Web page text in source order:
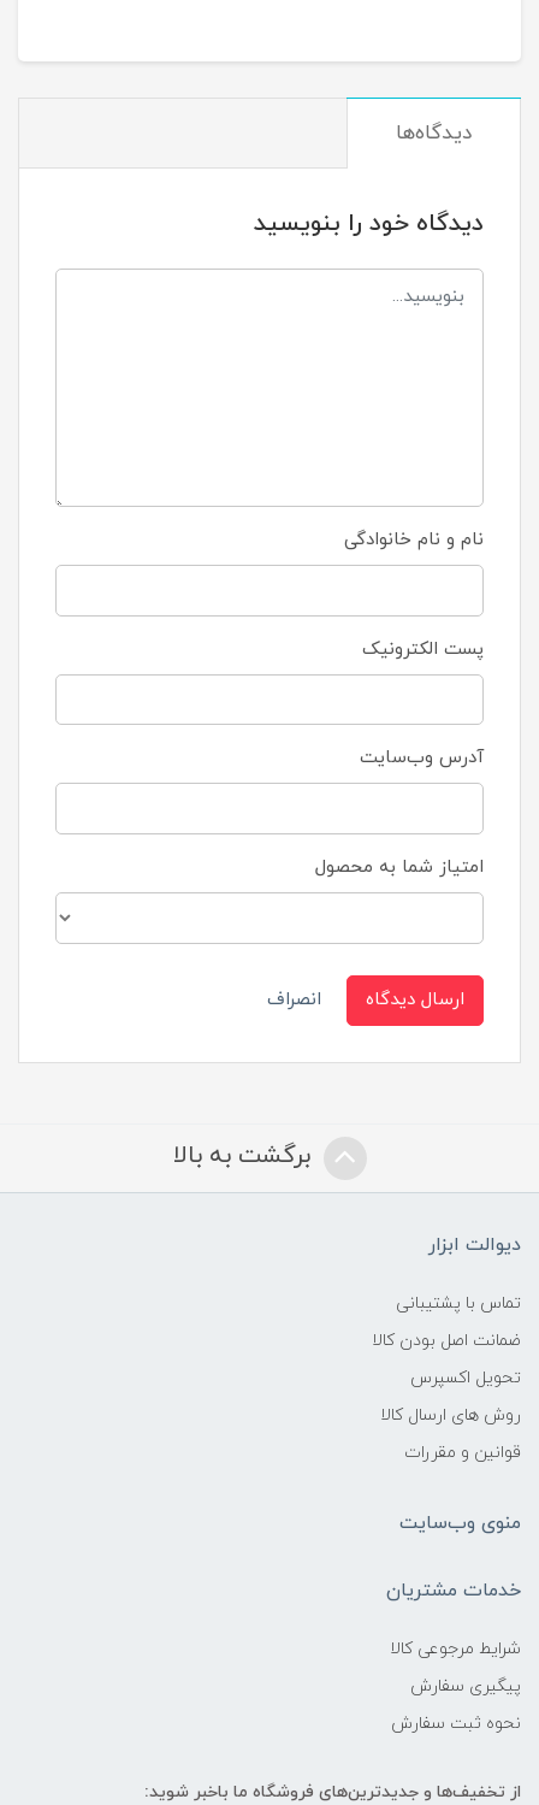
دیدگاه‌ها
دیدگاه خود را بنویسید
نام و نام خانوادگی
پست الکترونیک
آدرس وب‌سایت
امتیاز شما به محصول
ارسال دیدگاه انصراف
برگشت به بالا
دیوالت ابزار
تماس با پشتیبانی
ضمانت اصل بودن کالا
تحویل اکسپرس
روش های ارسال کالا
قوانین و مقررات
منوی وب‌سایت
خدمات مشتریان
شرایط مرجوعی کالا
پیگیری سفارش
نحوه ثبت سفارش
از تخفیف‌ها و جدیدترین‌های فروشگاه ما باخبر شوید: